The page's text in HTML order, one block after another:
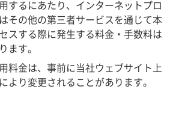
するにあたり、インターネットプロ
その他の第三者サービスを通じて本
スする際に発生する料金・手数料は
ます。
料金は、事前に当社ウェブサイト上
より変更されることがあります。